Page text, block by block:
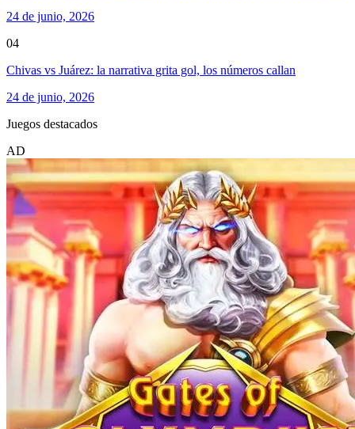
24 de junio, 2026
04
Chivas vs Juárez: la narrativa grita gol, los números callan
24 de junio, 2026
Juegos destacados
AD